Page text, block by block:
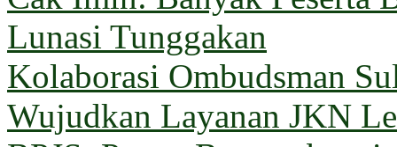
Lunasi Tunggakan
Kolaborasi Ombudsman
Wujudkan Layanan JKN